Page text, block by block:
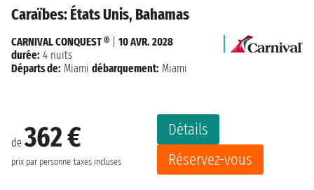
Caraïbes: États Unis, Bahamas
de362 €
prix par personne taxes incluses
Détails
Réservez-vous
CARNIVAL CONQUEST ®
10 AVR. 2028
durée: 4 nuits
Départs de: Miami débarquement: Miami